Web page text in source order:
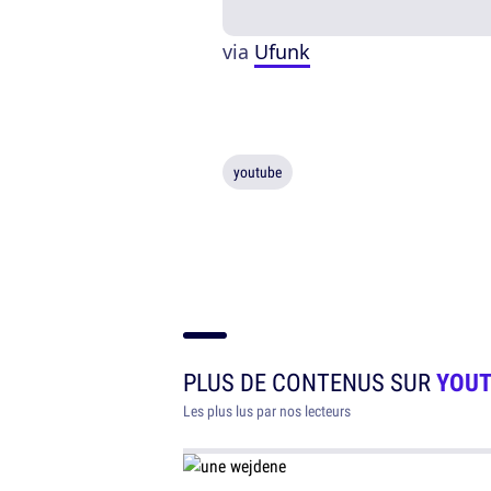
via Ufunk
youtube
PLUS DE CONTENUS SUR
Les plus lus par nos lecteurs